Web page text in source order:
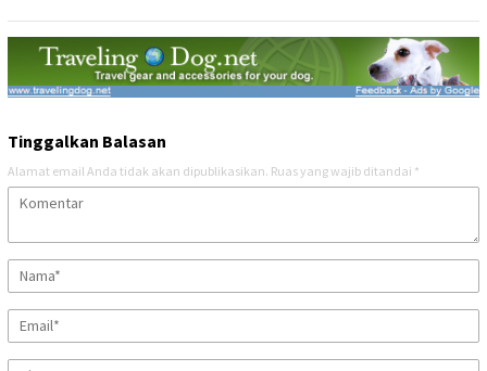
Tinggalkan Balasan
Alamat email Anda tidak akan dipublikasikan. Ruas yang wajib ditandai *